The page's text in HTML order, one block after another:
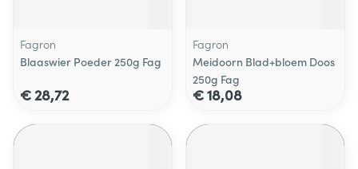
Fagron
Blaaswier Poeder 250g Fag
€ 28,72
Fagron
Meidoorn Blad+bloem Doos
250g Fag
€ 18,08